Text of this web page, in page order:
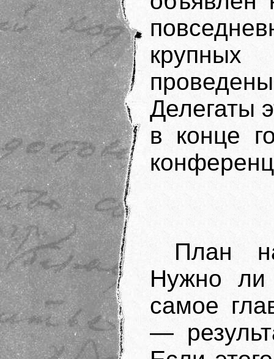
Делегаты
в конце
План
Нужно ли
самое
—